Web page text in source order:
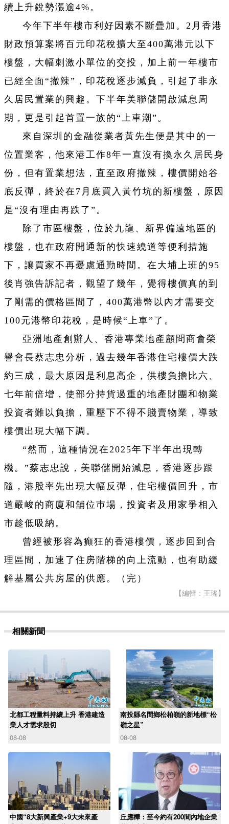
續上升銳勢漲逾4%。
今年下半年樓市利好因素不斷疊加。2月香港
財政預算案將百元印花稅擴大至400萬港元以下
樓盤，大幅刺激小單位的交投，加上前一年樓市
已經全面“撤辣”，印花稅逐步減負，引起了非永
久居民置業的興趣。下半年美聯儲開啟減息周
期，更是引起首置一族的“上車潮”。
來自深圳的金融從業者黃先生便是其中的一
位置業客，他來港工作8年一直沒有換永久居民身
份，但有置業想法，直至政府撤辣，樓價開始谷
底反彈，終於在7月底買入黃竹坑的新樓盤，原因
是“沒有理由再跌了”。
除了市區樓盤，位於九龍、新界偏遠地區的
樓盤，也在政府開通新的快速繞道等便利措施
下，讓買家不再憂慮通勤時間。在大埔上班的95
後肖強告訴記者，觀望了幾年，覺得樓價真的到
了剛需的價格區間了，400萬港幣以內才需要交
100元港幣印花稅，是時候“上車”了。
亞洲地產創辦人、香港專業地產顧問商會榮
譽會長蔡志忠分析，過去幾年香港住宅樓價大跌
約三成，最大原因是利息高企，供樓負擔比六、
七年前倍增，使部分持貨過重的地產財團和物業
投資者難以負擔，重壓下不得不賤賣物業，導致
樓價出現大幅下調。
“然而，這種情況在2025年下半年出現轉
機。”蔡志忠說，美聯儲開始減息，香港逐步跟
隨，港股率先出現大幅反彈，住宅樓價回升，市
道嚴峻的商廈和舖位巿場，投資者及用家爭相入
市趁低吸納。
曾經被形容為癲狂的香港樓價，逐步回到合
理區間，加速了住房階梯的向上流動，也有助緩
解基層公共房屋的供應。（完）
【編輯：王瑤】
相關新聞
北都工程量料持續上升 香港建造
業人才需求殷切
08-08
南投縣名間鄉松柏嶺的新地標“松
嶺之星”
08-08
中國“8大新興產業+9大未來產
丘應樺：至今約有200間內地企業